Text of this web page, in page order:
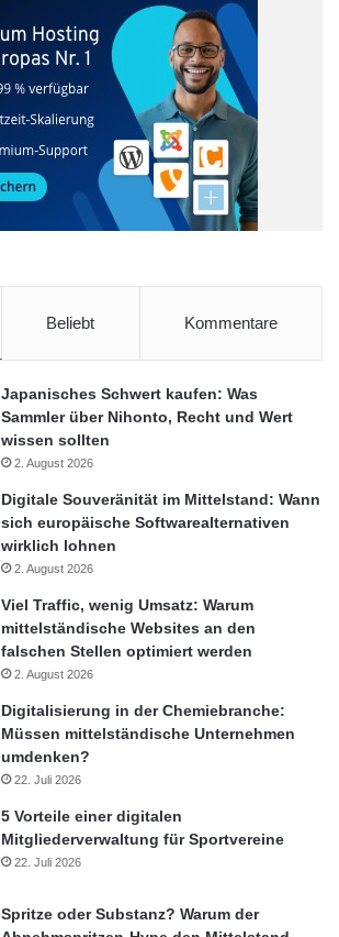
Beliebt Kommentare
Japanisches Schwert kaufen: Was
Sammler über Nihonto, Recht und Wert
wissen sollten
2. August 2026
Digitale Souveränität im Mittelstand: Wann
sich europäische Softwarealternativen
wirklich lohnen
2. August 2026
Viel Traffic, wenig Umsatz: Warum
mittelständische Websites an den
falschen Stellen optimiert werden
2. August 2026
Digitalisierung in der Chemiebranche:
Müssen mittelständische Unternehmen
umdenken?
22. Juli 2026
5 Vorteile einer digitalen
Mitgliederverwaltung für Sportvereine
22. Juli 2026
Spritze oder Substanz? Warum der